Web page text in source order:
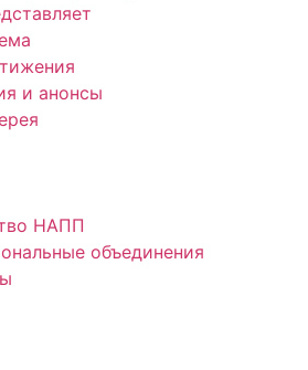
и анонсы
НАПП
объединения